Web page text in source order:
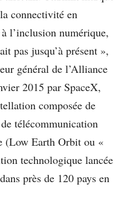
connectivité en
l’inclusion numérique,
pas jusqu’à présent »,
général de l’Alliance
2015 par SpaceX,
composée de
télécommunication
(Low Earth Orbit ou «
technologique lancée
près de 120 pays en